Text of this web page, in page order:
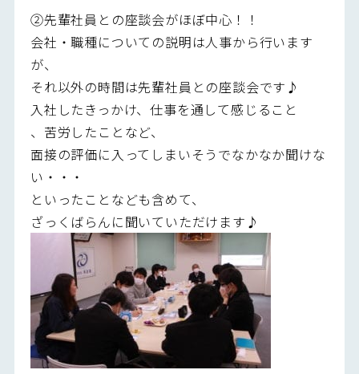
②先輩社員との座談会がほぼ中心！！
会社・職種についての説明は人事から行います
が、
それ以外の時間は先輩社員との座談会です♪
入社したきっかけ、仕事を通して感じること
、苦労したことなど、
面接の評価に入ってしまいそうでなかなか聞けな
い・・・
といったことなども含めて、
ざっくばらんに聞いていただけます♪